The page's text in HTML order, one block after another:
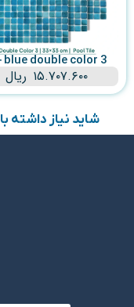
blue double color 3 –...
۱۵.۷۰۷.۶۰۰ ریال
شاید نیاز داشته